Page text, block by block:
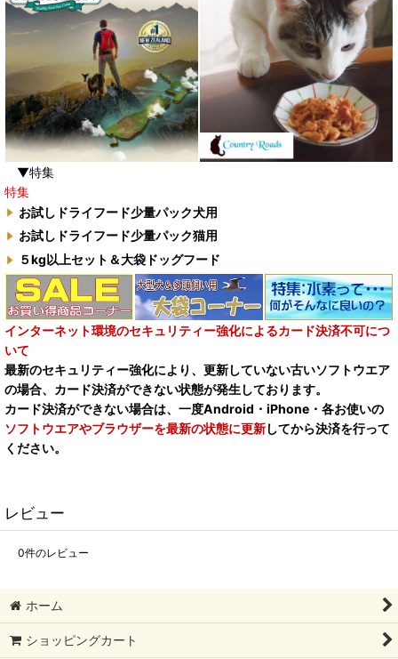
▼特集
特集
お試しドライフード少量パック犬用
お試しドライフード少量パック猫用
５kg以上セット＆大袋ドッグフード
インターネット環境のセキュリティー強化によるカード決済不可につ
いて
最新のセキュリティー強化により、更新していない古いソフトウエア
の場合、カード決済ができない状態が発生しております。
カード決済ができない場合は、一度Android・iPhone・各お使いの
ソフトウエアやブラウザーを最新の状態に更新してから決済を行って
ください。
レビュー
0件のレビュー
ホーム
ショッピングカート